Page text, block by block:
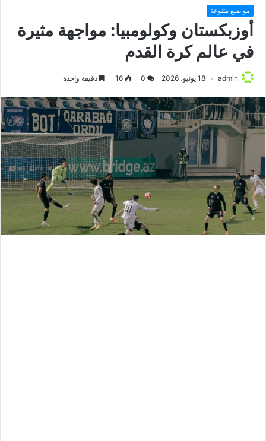
مواضيع متنوعة
أوزبكستان وكولومبيا: مواجهة مثيرة
في عالم كرة القدم
admin 18 يونيو، 2026 16 دقيقة واحدة